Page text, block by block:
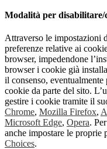
Modalità per disabilitare/
Attraverso le impostazioni
preferenze relative ai
browser, impedendone
browser i cookie già
il consenso,
cookie da parte del sito.
gestire i cookie tramite il
Chrome, Mozilla Firefox,
Microsoft Edge, Opera.
anche impostare le proprie
Choices.